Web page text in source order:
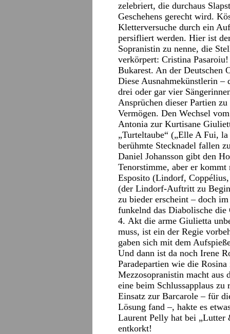
zelebriert, die durchaus
Geschehens gerecht wird.
Kletterversuche durch ein
persifliert werden. Hier ist
Sopranistin zu nenne, die
verkörpert: Cristina
Bukarest. An der Deutschen
Diese Ausnahmekünstlerin
drei oder gar vier
Ansprüchen dieser Partien
Vermögen. Den Wechsel
Antonia zur Kurtisane
„Turteltaube“ („Elle A Fui,
berühmte Stecknadel fallen
Daniel Johansson gibt den
Tenorstimme, aber er
Esposito (Lindorf,
(der Lindorf-Auftritt zu
zu bieder erscheint – doch
funkelnd das Diabolische die
4. Akt die arme Giulietta
muss, ist ein der Regie
gaben sich mit dem
Und dann ist da noch Irene
Paradepartien wie die
Mezzosopranistin macht aus
eine beim Schlussapplaus
Einsatz zur Barcarole – für
Lösung fand –, hakte es
Laurent Pelly hat bei „Lutter
entkorkt!